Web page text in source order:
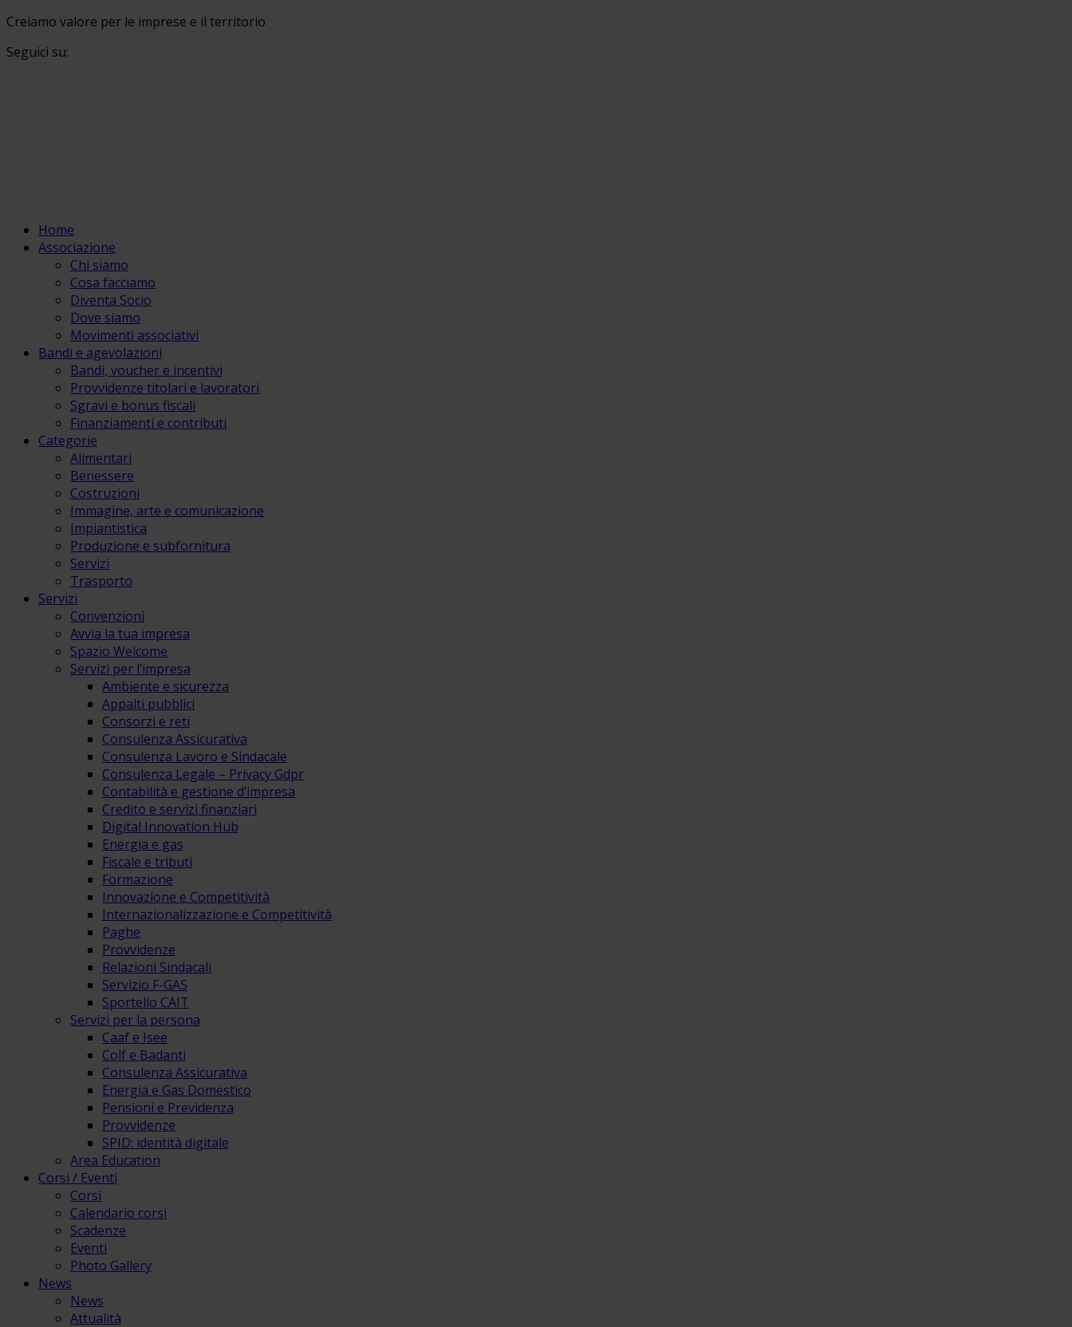
Creiamo valore per le imprese e il territorio
Seguici su:
Home
Associazione
Chi siamo
Cosa facciamo
Diventa Socio
Dove siamo
Movimenti associativi
Bandi e agevolazioni
Bandi, voucher e incentivi
Provvidenze titolari e lavoratori
Sgravi e bonus fiscali
Finanziamenti e contributi
Categorie
Alimentari
Benessere
Costruzioni
Immagine, arte e comunicazione
Impiantistica
Produzione e subfornitura
Servizi
Trasporto
Servizi
Convenzioni
Avvia la tua impresa
Spazio Welcome
Servizi per l’impresa
Ambiente e sicurezza
Appalti pubblici
Consorzi e reti
Consulenza Assicurativa
Consulenza Lavoro e Sindacale
Consulenza Legale – Privacy Gdpr
Contabilità e gestione d’impresa
Credito e servizi finanziari
Digital Innovation Hub
Energia e gas
Fiscale e tributi
Formazione
Innovazione e Competitività
Internazionalizzazione e Competitività
Paghe
Provvidenze
Relazioni Sindacali
Servizio F-GAS
Sportello CAIT
Servizi per la persona
Caaf e Isee
Colf e Badanti
Consulenza Assicurativa
Energia e Gas Domestico
Pensioni e Previdenza
Provvidenze
SPID: identità digitale
Area Education
Corsi / Eventi
Corsi
Calendario corsi
Scadenze
Eventi
Photo Gallery
News
News
Attualità